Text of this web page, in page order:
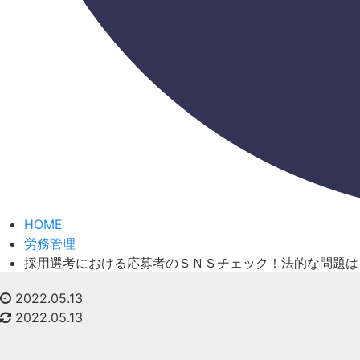
HOME
労務管理
採用選考における応募者のＳＮＳチェック！法的な問題
2022.05.13
2022.05.13